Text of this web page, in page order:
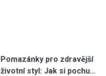
Pomazánky pro zdravější
životní styl: Jak si pochu…